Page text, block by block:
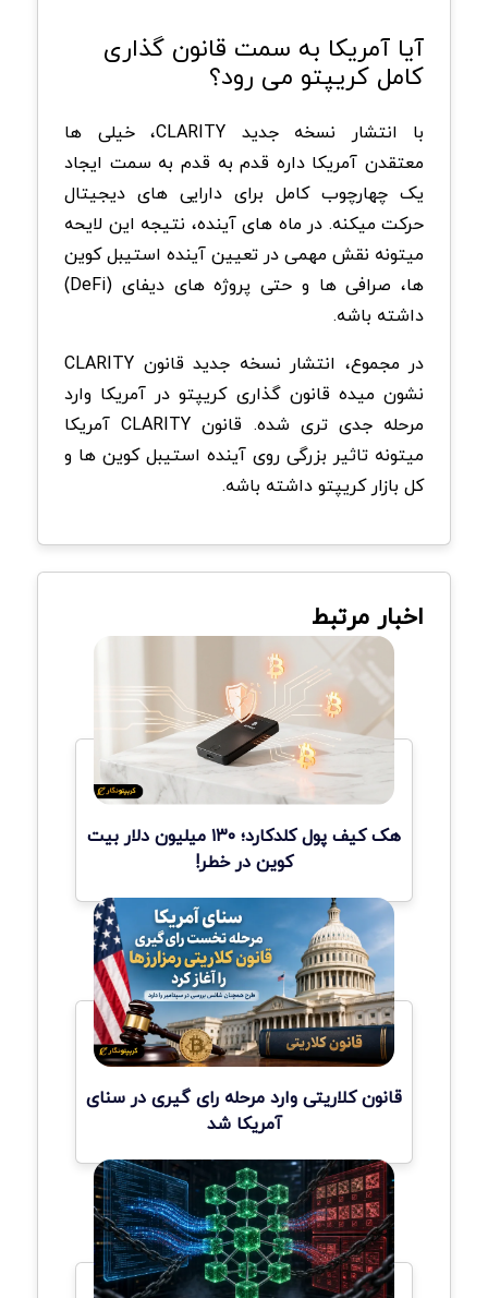
آیا آمریکا به سمت قانون گذاری
کامل کریپتو می رود؟
با انتشار نسخه جدید CLARITY، خیلی ها
معتقدن آمریکا داره قدم به قدم به سمت ایجاد
یک چهارچوب کامل برای دارایی های دیجیتال
حرکت میکنه. در ماه های آینده، نتیجه این لایحه
میتونه نقش مهمی در تعیین آینده استیبل کوین
ها، صرافی ها و حتی پروژه های دیفای (DeFi)
داشته باشه.
در مجموع، انتشار نسخه جدید قانون CLARITY
نشون میده قانون گذاری کریپتو در آمریکا وارد
مرحله جدی تری شده. قانون CLARITY آمریکا
میتونه تاثیر بزرگی روی آینده استیبل کوین ها و
کل بازار کریپتو داشته باشه.
اخبار مرتبط
هک کیف پول کلدکارد؛ ۱۳۰ میلیون دلار بیت
کوین در خطر!
قانون کلاریتی وارد مرحله رای گیری در سنای
آمریکا شد